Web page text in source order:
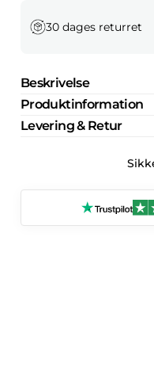
30 dages returret
Beskrivelse
Produktinformation
Levering & Retur